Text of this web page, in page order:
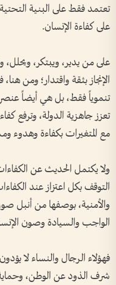
تعتمد فقط على البنية
على كفاءة الإنسان.
على من يدير، ويبتكر، ويحلل،
الإنجاز بثقة واقتدار؛ ومن
تنموياً فقط، بل هي أيضاً
تعزز جاهزية الدولة، وترفع
مع المتغيرات بكفاءة وهدوء
ولا يكتمل الحديث عن
التوقف بكل اعتزاز عند
والأمنية، بوصفها من أنبل صور
الواجب والسيادة وصون
فهؤلاء الرجال والنساء لا
شرف الذود عن الوطن،